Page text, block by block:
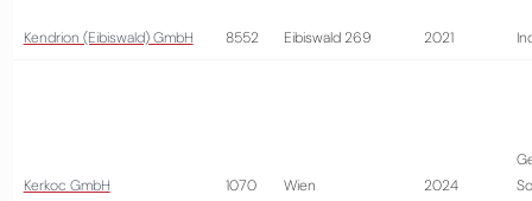
Kendrion (Eibiswald) GmbH 8552 Eibiswald 269 2021
Kerkoc GmbH 1070 Wien 2024